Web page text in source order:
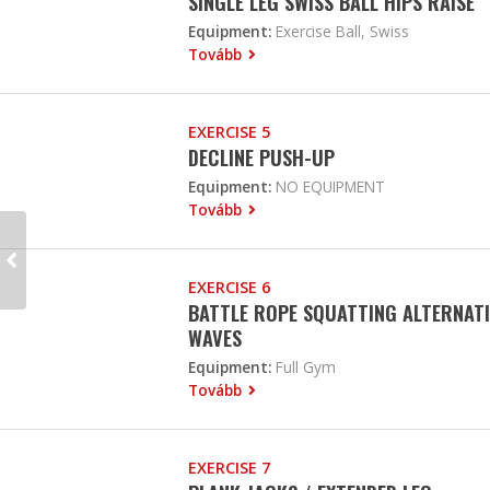
Equipment: Exercise Ball, Swiss
Tovább
EXERCISE 5
DECLINE PUSH-UP
Equipment: NO EQUIPMENT
Tovább
EXERCISE 6
BATTLE ROPE SQUATTING
WAVES
Equipment: Full Gym
Tovább
EXERCISE 7